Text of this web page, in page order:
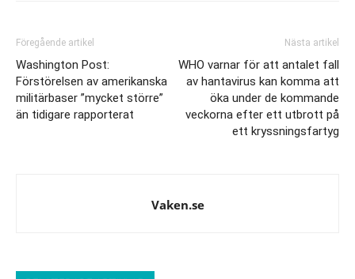
Föregående artikel
Washington Post:
Förstörelsen av amerikanska
militärbaser ”mycket större”
än tidigare rapporterat
Nästa artikel
WHO varnar för att antalet fall
av hantavirus kan komma att
öka under de kommande
veckorna efter ett utbrott på
ett kryssningsfartyg
Vaken.se